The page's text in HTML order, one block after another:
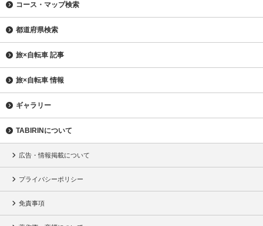
コース・マップ検索
都道府県検索
旅×自転車 記事
旅×自転車 情報
ギャラリー
TABIRINについて
広告・情報掲載について
プライバシーポリシー
免責事項